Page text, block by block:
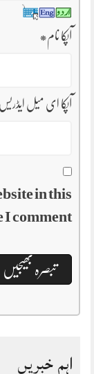
آپکا نام*
آپکا ای میل ایڈریس
in this
I comment.
اہم خبریں